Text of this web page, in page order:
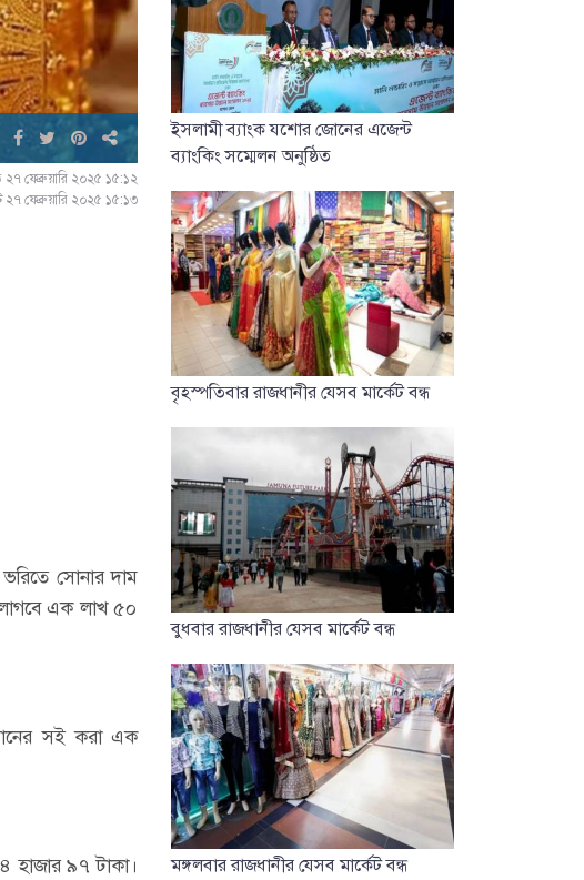
২৭ ফেব্রুয়ারি ২০২৫ ১৫:১২
ফেব্রুয়ারি ২০২৫ ১৫:১৩
সোনার দাম
এক লাখ ৫০
সই করা এক
হাজার ৯৭ টাকা।
ইসলামী ব্যাংক যশোর জোনের এজেন্ট
ব্যাংকিং সম্মেলন অনুষ্ঠিত
বৃহস্পতিবার রাজধানীর যেসব মার্কেট বন্ধ
বুধবার রাজধানীর যেসব মার্কেট বন্ধ
মঙ্গলবার রাজধানীর যেসব মার্কেট বন্ধ